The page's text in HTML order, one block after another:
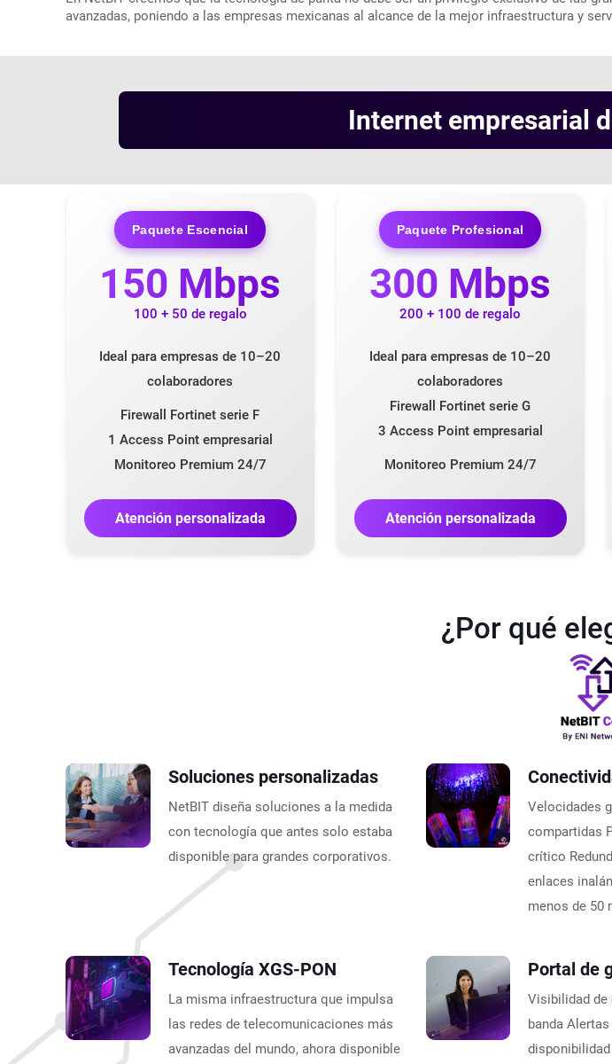
avanzadas, poniendo a las empresas mexicanas al alcance de la mejor infraestructura y
Internet empresarial
Paquete Escencial
150 Mbps
100 + 50 de regalo
Ideal para empresas de 10–20
colaboradores
Firewall Fortinet serie F
1 Access Point empresarial
Monitoreo Premium 24/7
Atención personalizada
Paquete Profesional
300 Mbps
200 + 100 de regalo
Ideal para empresas de 10–20
colaboradores
Firewall Fortinet serie G
3 Access Point empresarial
Monitoreo Premium 24/7
Atención personalizada
¿Por qué
Soluciones personalizadas
NetBIT diseña soluciones a la medida
con tecnología que antes solo estaba
disponible para grandes corporativos.
Velocidades
compartidas
crítico
enlaces
menos de 50
Tecnología XGS-PON
La misma infraestructura que impulsa
las redes de telecomunicaciones más
avanzadas del mundo, ahora disponible
Portal de
Visibilidad de
banda